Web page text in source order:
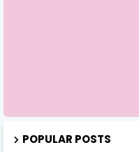
POPULAR POSTS